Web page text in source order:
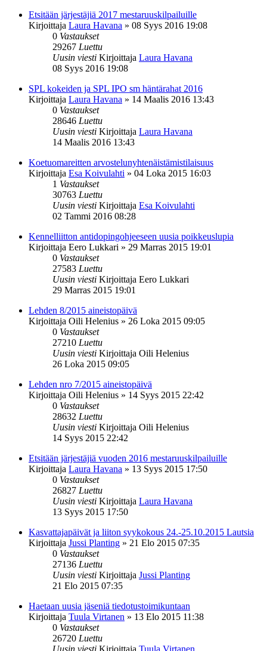
Etsitään järjestäjiä 2017 mestaruuskilpailuille
Kirjoittaja Laura Havana » 08 Syys 2016 19:08
0 Vastaukset
29267 Luettu
Uusin viesti Kirjoittaja Laura Havana
08 Syys 2016 19:08
SPL kokeiden ja SPL IPO sm häntärahat 2016
Kirjoittaja Laura Havana » 14 Maalis 2016 13:43
0 Vastaukset
28646 Luettu
Uusin viesti Kirjoittaja Laura Havana
14 Maalis 2016 13:43
Koetuomareitten arvostelunyhtenäistämistilaisuus
Kirjoittaja Esa Koivulahti » 04 Loka 2015 16:03
1 Vastaukset
30763 Luettu
Uusin viesti Kirjoittaja Esa Koivulahti
02 Tammi 2016 08:28
Kennelliitton antidopingohjeeseen uusia poikkeuslupia
Kirjoittaja Eero Lukkari » 29 Marras 2015 19:01
0 Vastaukset
27583 Luettu
Uusin viesti Kirjoittaja Eero Lukkari
29 Marras 2015 19:01
Lehden 8/2015 aineistopäivä
Kirjoittaja Oili Helenius » 26 Loka 2015 09:05
0 Vastaukset
27210 Luettu
Uusin viesti Kirjoittaja Oili Helenius
26 Loka 2015 09:05
Lehden nro 7/2015 aineistopäivä
Kirjoittaja Oili Helenius » 14 Syys 2015 22:42
0 Vastaukset
28632 Luettu
Uusin viesti Kirjoittaja Oili Helenius
14 Syys 2015 22:42
Etsitään järjestäjiä vuoden 2016 mestaruuskilpailuille
Kirjoittaja Laura Havana » 13 Syys 2015 17:50
0 Vastaukset
26827 Luettu
Uusin viesti Kirjoittaja Laura Havana
13 Syys 2015 17:50
Kasvattajapäivät ja liiton syykokous 24.-25.10.2015 Lautsia
Kirjoittaja Jussi Planting » 21 Elo 2015 07:35
0 Vastaukset
27136 Luettu
Uusin viesti Kirjoittaja Jussi Planting
21 Elo 2015 07:35
Haetaan uusia jäseniä tiedotustoimikuntaan
Kirjoittaja Tuula Virtanen » 13 Elo 2015 11:38
0 Vastaukset
26720 Luettu
Uusin viesti Kirjoittaja Tuula Virtanen